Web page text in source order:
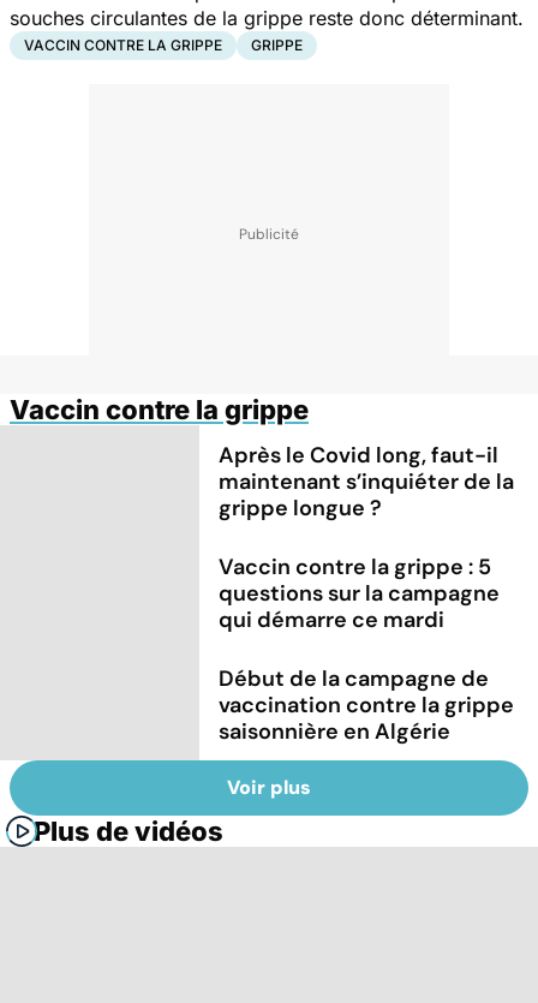
souches circulantes de la grippe reste donc déterminant.
VACCIN CONTRE LA GRIPPE GRIPPE
Vaccin contre la grippe
Après le Covid long, faut-il
maintenant s’inquiéter de la
grippe longue ?
Vaccin contre la grippe : 5
questions sur la campagne
qui démarre ce mardi
Début de la campagne de
vaccination contre la grippe
saisonnière en Algérie
Voir plus
Plus de vidéos